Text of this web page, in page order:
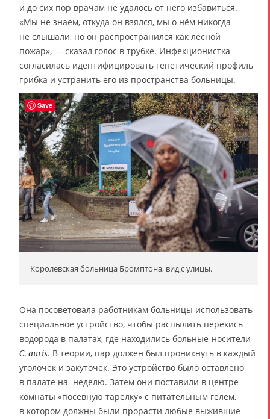
и до сих пор врачам не удалось от него избавиться.
«Мы не знаем, откуда он взялся, мы о нём никогда
не слышали, но он распространился как лесной
пожар», — сказал голос в трубке. Инфекционистка
согласилась идентифицировать генетический профиль
грибка и устранить его из пространства больницы.
Королевская больница Бромптона, вид с улицы.
Она посоветовала работникам больницы использовать
специальное устройство, чтобы распылить перекись
водорода в палатах, где находились больные-носители
C. auris. В теории, пар должен был проникнуть в каждый
уголочек и закуточек. Это устройство было оставлено
в палате на неделю. Затем они поставили в центре
комнаты «посевную тарелку» с питательным гелем,
в котором должны были прорасти любые выжившие
Save